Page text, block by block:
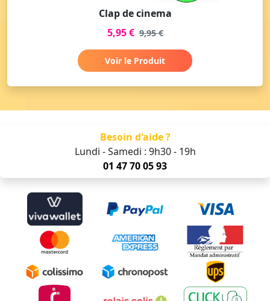
Clap de cinema
5,95 € 9,95 €
Voir le Produit
Besoin d'aide ?
Lundi - Samedi : 9h30 - 19h
01 47 70 05 93